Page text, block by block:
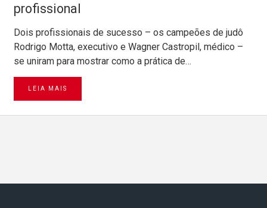
profissional
Dois profissionais de sucesso – os campeões de judô
Rodrigo Motta, executivo e Wagner Castropil, médico –
se uniram para mostrar como a prática de…
LEIA MAIS